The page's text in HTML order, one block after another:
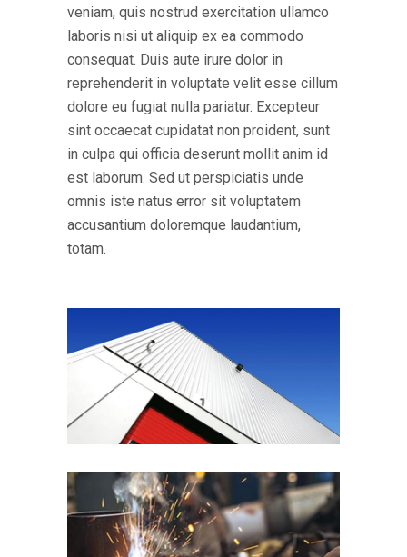
veniam, quis nostrud exercitation ullamco
laboris nisi ut aliquip ex ea commodo
consequat. Duis aute irure dolor in
reprehenderit in voluptate velit esse cillum
dolore eu fugiat nulla pariatur. Excepteur
sint occaecat cupidatat non proident, sunt
in culpa qui officia deserunt mollit anim id
est laborum. Sed ut perspiciatis unde
omnis iste natus error sit voluptatem
accusantium doloremque laudantium,
totam.